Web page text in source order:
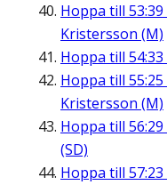
Hoppa till 53:39
Kristersson (M)
Hoppa till 54:33
Hoppa till 55:25
Kristersson (M)
Hoppa till 56:29
(SD)
Hoppa till 57:23